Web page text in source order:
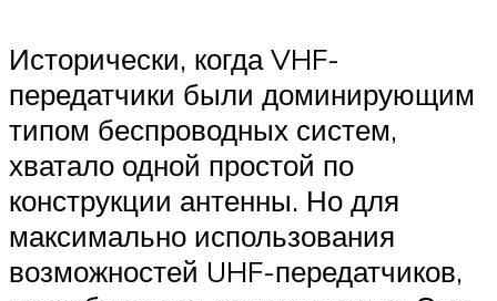
Исторически, когда VHF-
передатчики были доминирующим
типом беспроводных систем,
хватало одной простой по
конструкции антенны. Но для
максимально использования
возможностей UHF-передатчиков,